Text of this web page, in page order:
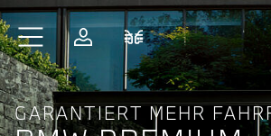
Zum Hauptinhalt springen
AnmeldenFahrzeugvergleich
GARANTIERT MEHR